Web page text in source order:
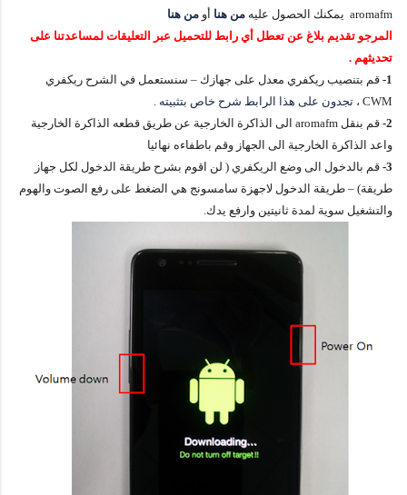
aromafm يمكنك الحصول عليه
من هنا أو من هنا
المرجو تقديم بلاغ عن تعطل أي رابط للتحميل عبر التعليقات لمساعدتنا على
تحديثهم .
1- قم بتنصيب ريكفري معدل على جهازك – سنستعمل في الشرح ريكفري
CWM ،
تجدون على هذا الرابط شرح خاص بتثبيته .
2-
قم بنقل aromafm الى الذاكرة الخارجية عن طريق قطعه الذاكرة الخارجية
واعد الذاكرة الخارجية الى الجهاز وقم باطفاءه نهائيا
3- قم بالدخول الى وضع الريكفري ( لن اقوم بشرح طريقة الدخول لكل جهاز
طريقة) – طريقة الدخول لاجهزة سامسونج هي الضغط على رفع الصوت والهوم
والتشغيل سوية لمدة ثانيتين وارفع يدك.